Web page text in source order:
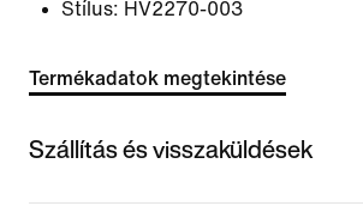
Stílus: HV2270-003
Termékadatok megtekintése
Szállítás és visszaküldések